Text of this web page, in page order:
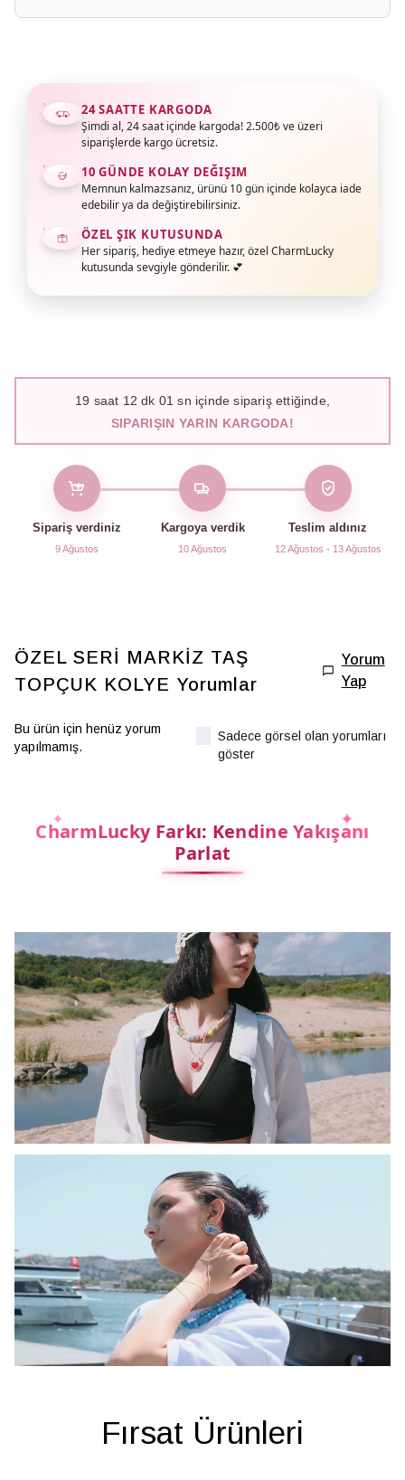
24 SAATTE KARGODA
Şimdi al, 24 saat içinde kargoda! 2.500₺ ve üzeri
siparişlerde kargo ücretsiz.
10 GÜNDE KOLAY DEĞIŞIM
Memnun kalmazsanız, ürünü 10 gün içinde kolayca iade
edebilir ya da değiştirebilirsiniz.
ÖZEL ŞIK KUTUSUNDA
Her sipariş, hediye etmeye hazır, özel CharmLucky
kutusunda sevgiyle gönderilir. 💕
19 saat 12 dk 00 sn içinde sipariş ettiğinde,
SIPARIŞIN YARIN KARGODA!
Sipariş verdiniz
9 Ağustos
Kargoya verdik
10 Ağustos
Teslim aldınız
12 Ağustos - 13 Ağustos
ÖZEL SERİ MARKİZ TAŞ
TOPÇUK KOLYE Yorumlar
Yorum
Yap
Bu ürün için henüz yorum
yapılmamış.
Sadece görsel olan yorumları
göster
CharmLucky Farkı: Kendine Yakışanı
Parlat
Fırsat Ürünleri